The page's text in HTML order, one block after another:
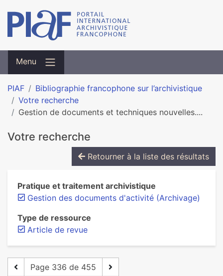
Menu
PIAF
Bibliographie francophone sur l’archivistique
Votre recherche
Gestion de documents et techniques nouvelles....
Votre recherche
Retourner à la liste des résultats
Pratique et traitement archivistique
Gestion des documents d'activité (Archivage)
Type de ressource
Article de revue
Page 336 de 455